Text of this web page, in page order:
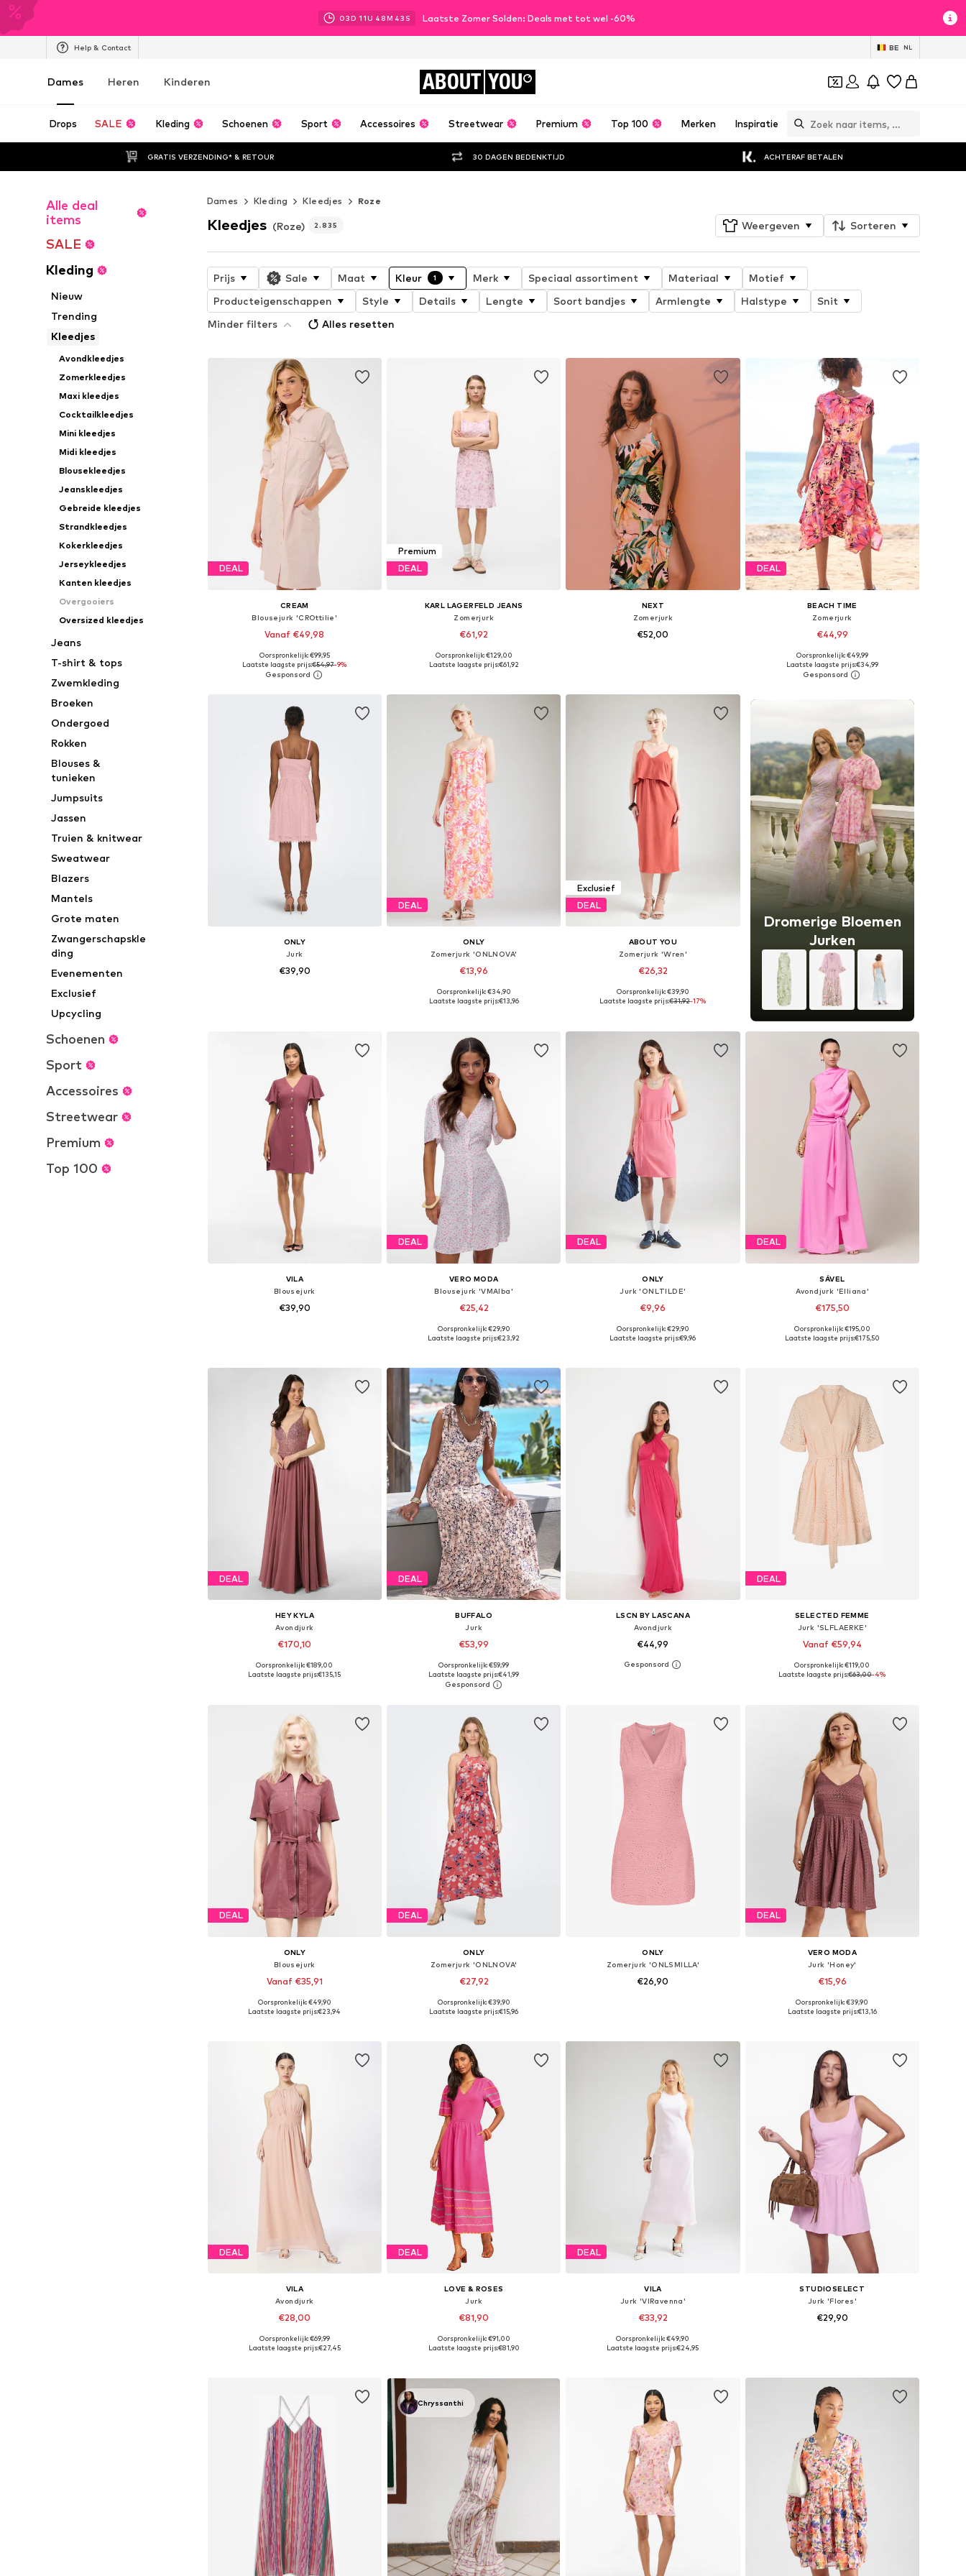
03D 11U 48M 40 S Laatste Zomer Solden: Deals met tot wel -60%
Help & Contact BE NL
Dames Heren Kinderen ABOUT YOU
Drops SALE Kleding Schoenen Sport Accessoires Streetwear Premium Top 100 Merken Inspiratie
GRATIS VERZENDING* & RETOUR 30 DAGEN BEDENKTIJD ACHTERAF BETALEN
Alle deal
items
SALE
Kleding
Nieuw
Trending
Kleedjes
Avondkleedjes
Zomerkleedjes
Maxi kleedjes
Cocktailkleedjes
Mini kleedjes
Midi kleedjes
Blousekleedjes
Jeanskleedjes
Gebreide kleedjes
Strandkleedjes
Kokerkleedjes
Jerseykleedjes
Kanten kleedjes
Overgooiers
Oversized kleedjes
Jeans
T-shirt & tops
Zwemkleding
Broeken
Ondergoed
Rokken
Blouses &
tunieken
Jumpsuits
Jassen
Truien & knitwear
Sweatwear
Blazers
Mantels
Grote maten
Zwangerschapskle
ding
Evenementen
Exclusief
Upcycling
Schoenen
Sport
Accessoires
Streetwear
Premium
Top 100
Dames Kleding Kleedjes Roze
Kleedjes (Roze) 2.835 Weergeven Sorteren
Prijs Sale Maat Kleur 1 Merk Speciaal assortiment Materiaal
Motief
Producteigenschappen
Style Details Lengte Soort bandjes Armlengte Halstype
Snit
Minder filters
Alles resetten
DEAL
CREAM
Blousejurk 'CROttilie'
Vanaf €49,98
Beschikbare maten: 36, 38, 40, 44
In winkelmandje
Oorspronkelijk: €99,95
Laatste laagste prijs:€54,97-9%
Premium
DEAL
KARL LAGERFELD JEANS
Zomerjurk
€61,92
Beschikbare maten: 34, 36, 38, 40, 42
Oorspronkelijk: €129,00
Laatste laagste prijs:€61,92
NEXT
Zomerjurk
€52,00
DEAL
BEACH TIME
Zomerjurk
€44,99
Beschikbare maten: 34, 36, 38, 40, 42
In winkelmandje
Oorspronkelijk: €49,99
Laatste laagste prijs:€34,99
ONLY
Jurk
€39,90
DEAL
ONLY
Zomerjurk 'ONLNOVA'
€13,96
Beschikbare maten: 34, 36, 38, 40
Oorspronkelijk: €34,90
Laatste laagste prijs:€13,96
Exclusief
DEAL
ABOUT YOU
Zomerjurk 'Wren'
€26,32
Beschikbare maten: 34, 36, 38, 40
Oorspronkelijk: €39,90
Laatste laagste prijs:€31,92-17%
Dromerige Bloemen
Jurken
VILA
Blousejurk
€39,90
DEAL
VERO MODA
Blousejurk 'VMAlba'
€25,42
+8
Beschikbare maten: 34, 36, 38, 40, 42
Oorspronkelijk: €29,90
Laatste laagste prijs:€23,92
DEAL
ONLY
Jurk 'ONLTILDE'
€9,96
Beschikbare maten: 34, 36, 38, 40
Oorspronkelijk: €29,90
Laatste laagste prijs:€9,96
DEAL
SÁVEL
Avondjurk 'Elliana'
€175,50
Beschikbare maten: 34, 36, 38, 40
Oorspronkelijk: €195,00
Laatste laagste prijs:€175,50
DEAL
HEY KYLA
Avondjurk
€170,10
Beschikbaar in vele maten
Oorspronkelijk: €189,00
Laatste laagste prijs:€135,15
DEAL
BUFFALO
Jurk
€53,99
Beschikbare maten: 34, 36, 38, 40, 42
In winkelmandje
Oorspronkelijk: €59,99
Laatste laagste prijs:€41,99
LSCN BY LASCANA
Avondjurk
€44,99
Beschikbaar in vele maten
DEAL
SELECTED FEMME
Jurk 'SLFLAERKE'
Vanaf €59,94
Beschikbare maten: 36, 38, 40, 42
Oorspronkelijk: €119,00
Laatste laagste prijs:€63,00-4%
DEAL
ONLY
Blousejurk
Vanaf €35,91
Beschikbare maten: 34, 36, 38, 40, 42
Oorspronkelijk: €49,90
Laatste laagste prijs:€23,94
DEAL
ONLY
Zomerjurk 'ONLNOVA'
€27,92
Beschikbare maten: 32, 34, 36, 38, 40
Oorspronkelijk: €39,90
Laatste laagste prijs:€15,96
ONLY
Zomerjurk 'ONLSMILLA'
€26,90
DEAL
VERO MODA
Jurk 'Honey'
€15,96
Beschikbare maten: 32, 34, 36, 38, 40, 42
Oorspronkelijk: €39,90
Laatste laagste prijs:€13,16
DEAL
VILA
Avondjurk
€28,00
+12
Beschikbare maten: 36, 38, 40, 42
Oorspronkelijk: €69,99
Laatste laagste prijs:€27,45
DEAL
LOVE & ROSES
Jurk
€81,90
Beschikbare maten: 36, 38, 40, 42, 44
Oorspronkelijk: €91,00
Laatste laagste prijs:€81,90
DEAL
VILA
Jurk 'VIRavenna'
€33,92
+6
Beschikbare maten: 34, 36, 38, 40, 42, 44
Oorspronkelijk: €49,90
Laatste laagste prijs:€24,95
STUDIOSELECT
Jurk 'Flores'
€29,90
Chryssanthi